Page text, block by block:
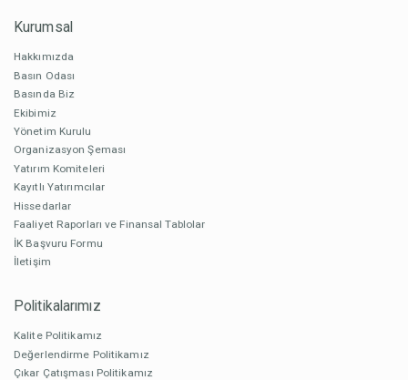
Kurumsal
Hakkımızda
Basın Odası
Basında Biz
Ekibimiz
Yönetim Kurulu
Organizasyon Şeması
Yatırım Komiteleri
Kayıtlı Yatırımcılar
Hissedarlar
Faaliyet Raporları ve Finansal Tablolar
İK Başvuru Formu
İletişim
Politikalarımız
Kalite Politikamız
Değerlendirme Politikamız
Çıkar Çatışması Politikamız